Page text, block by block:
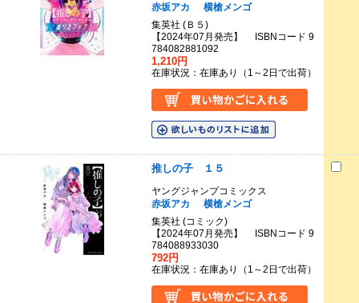
赤坂アカ
横槍メンゴ
集英社 (Ｂ５)
【2024年07月発売】 ISBNコード 9
784082881092
1,210円
在庫状況：在庫あり（1～2日で出荷）
推しの子 １５
ヤングジャンプコミックス
赤坂アカ
横槍メンゴ
集英社 (コミック)
【2024年07月発売】 ISBNコード 9
784088933030
792円
在庫状況：在庫あり（1～2日で出荷）